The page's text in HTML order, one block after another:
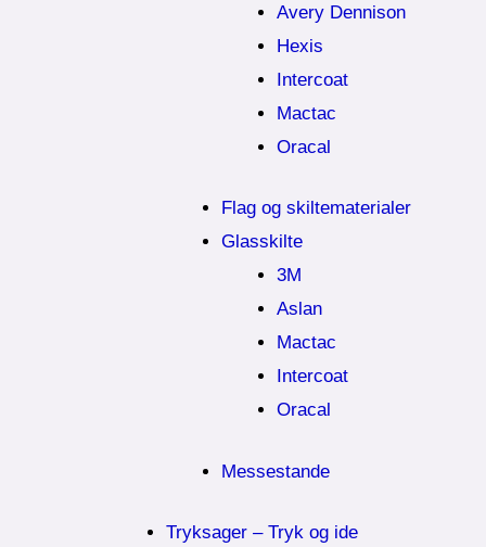
Avery Dennison
Hexis
Intercoat
Mactac
Oracal
Flag og skiltematerialer
Glasskilte
3M
Aslan
Mactac
Intercoat
Oracal
Messestande
Tryksager – Tryk og ide